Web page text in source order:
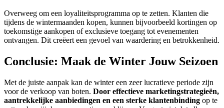
Overweeg om een loyaliteitsprogramma op te zetten. Klanten die
tijdens de wintermaanden kopen, kunnen bijvoorbeeld kortingen op
toekomstige aankopen of exclusieve toegang tot evenementen
ontvangen. Dit creëert een gevoel van waardering en betrokkenheid.
Conclusie: Maak de Winter Jouw Seizoen
Met de juiste aanpak kan de winter een zeer lucratieve periode zijn
voor de verkoop van boten. Door effectieve marketingstrategieën,
aantrekkelijke aanbiedingen en een sterke klantenbinding op te